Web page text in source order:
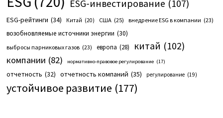
ESG-инвестирование (107)
ESG-рейтинги (34) Китай (20) США (25) внедрение ESG в компании (23)
возобновляемые источники энергии (30)
выбросы парниковых газов (23) европа (28) китай (102)
компании (82) нормативно-правовое регулирование (17)
отчетность (32) отчетность компаний (35) регулирование (19)
устойчивое развитие (177)